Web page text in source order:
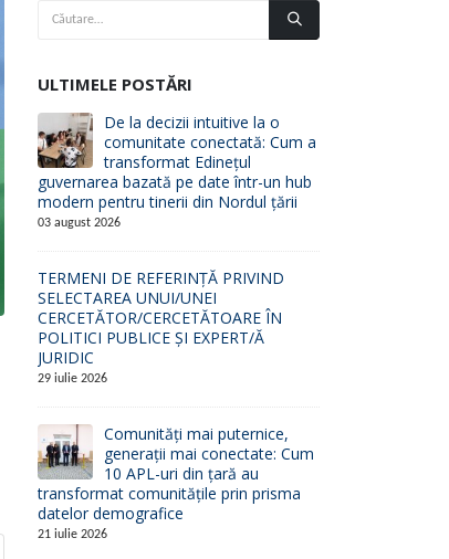
ULTIMELE POSTĂRI
De la decizii intuitive la o
comunitate conectată: Cum a
transformat Edinețul
guvernarea bazată pe date într-un hub
modern pentru tinerii din Nordul țării
03 august 2026
TERMENI DE REFERINȚĂ PRIVIND
SELECTAREA UNUI/UNEI
CERCETĂTOR/CERCETĂTOARE ÎN
POLITICI PUBLICE ȘI EXPERT/Ă
JURIDIC
29 iulie 2026
Comunități mai puternice,
generații mai conectate: Cum
10 APL-uri din țară au
transformat comunitățile prin prisma
datelor demografice
21 iulie 2026